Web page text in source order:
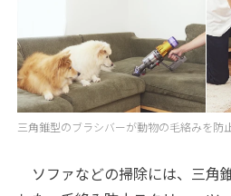
三角錐型のブラシバーが動物の毛絡みを防
ソファなどの掃除には、三角